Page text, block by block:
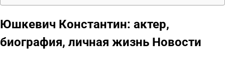
Юшкевич Константин: актер,
биография, личная жизнь Новости